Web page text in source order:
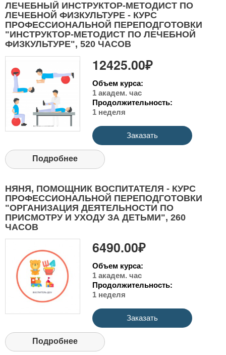
ЛЕЧЕБНЫЙ ИНСТРУКТОР-МЕТОДИСТ ПО
ЛЕЧЕБНОЙ ФИЗКУЛЬТУРЕ - КУРС
ПРОФЕССИОНАЛЬНОЙ ПЕРЕПОДГОТОВКИ
"ИНСТРУКТОР-МЕТОДИСТ ПО ЛЕЧЕБНОЙ
ФИЗКУЛЬТУРЕ", 520 ЧАСОВ
12425.00₽
Объем курса:
1 академ. час
Продолжительность:
1 неделя
Заказать
Подробнее
НЯНЯ, ПОМОЩНИК ВОСПИТАТЕЛЯ - КУРС
ПРОФЕССИОНАЛЬНОЙ ПЕРЕПОДГОТОВКИ
"ОРГАНИЗАЦИЯ ДЕЯТЕЛЬНОСТИ ПО
ПРИСМОТРУ И УХОДУ ЗА ДЕТЬМИ", 260
ЧАСОВ
6490.00₽
Объем курса:
1 академ. час
Продолжительность:
1 неделя
Заказать
Подробнее